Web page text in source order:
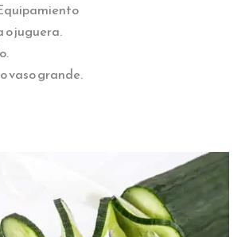
o juguera.
vaso grande.